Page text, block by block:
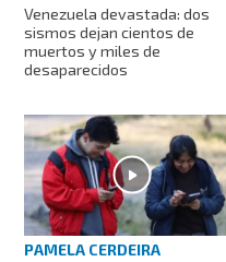
Venezuela devastada: dos
sismos dejan cientos de
muertos y miles de
desaparecidos
PAMELA CERDEIRA